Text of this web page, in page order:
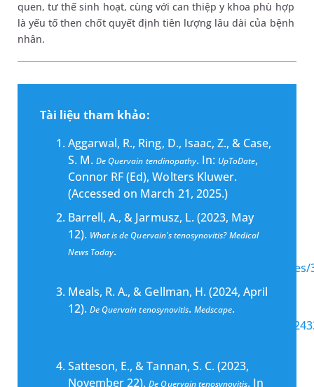
quen, tư thế sinh hoạt, cùng với can thiệp y khoa phù hợp
là yếu tố then chốt quyết định tiên lượng lâu dài của bệnh
nhân.
Tài liệu tham khảo:
Aggarwal, R., Ring, D., Isaac, Z., & Case,
S. M.De Quervain tendinopathy. In: UpToDate,
Connor RF (Ed), Wolters Kluwer.
(Accessed on March 21, 2025.)
Barrell, A., & Jarmusz, L. (2023, May
12). What is de Quervain's tenosynovitis? Medical
News Today.
https://www.medicalnewstoday.com/articles/
Meals, R. A., & Gellman, H. (2024, April
12).De Quervain tenosynovitis. Medscape.
https://emedicine.medscape.com/article/
Satteson, E., & Tannan, S. C. (2023,
November 22).De Quervain tenosynovitis. In